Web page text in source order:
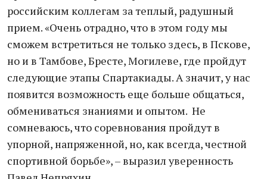
российским коллегам за теплый, радушный
прием. «Очень отрадно, что в этом году мы
сможем встретиться не только здесь, в Пскове,
но и в Тамбове, Бресте, Могилеве, где пройдут
следующие этапы Спартакиады. А значит, у нас
появится возможность еще больше общаться,
обмениваться знаниями и опытом. Не
сомневаюсь, что соревнования пройдут в
упорной, напряженной, но, как всегда, честной
спортивной борьбе», – выразил уверенность